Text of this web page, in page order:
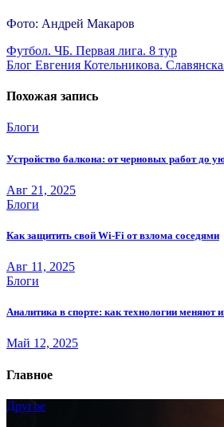
Фото: Андрей Макаров
Навигация
по
записям
Футбол. ЧБ. Первая лига. 8 тур
Блог Евгения Котельникова.
Похожая запись
Блоги
Устройство балкона: от черновых работ до
Авг 21, 2025
Блоги
Как защитить свой Wi-Fi от взлома соседями
Авг 11, 2025
Блоги
Аналитика в спорте: как технологии меняют
Май 12, 2025
Главное
Другое